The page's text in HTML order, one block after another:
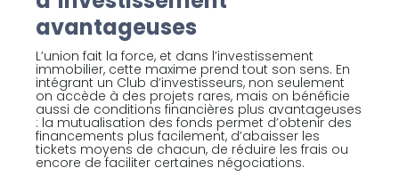
avantageuses
L’union fait la force, et dans l’investissement
immobilier, cette maxime prend tout son sens. En
intégrant un Club d’investisseurs, non seulement
on accède à des projets rares, mais on bénéficie
aussi de conditions financières plus avantageuses
: la mutualisation des fonds permet d’obtenir des
financements plus facilement, d’abaisser les
tickets moyens de chacun, de réduire les frais ou
encore de faciliter certaines négociations.